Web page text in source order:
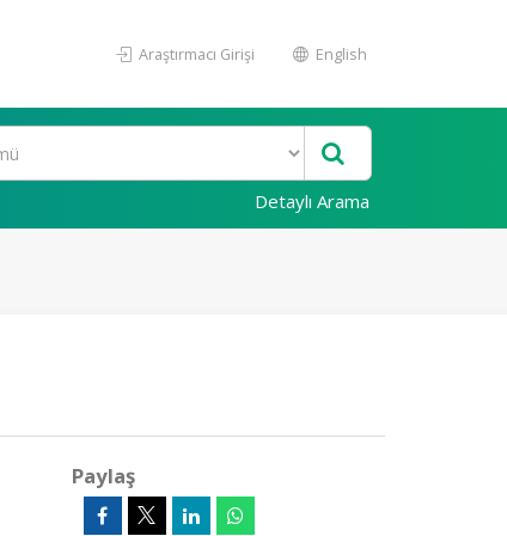
Araştırmacı Girişi English
Detaylı Arama
Paylaş